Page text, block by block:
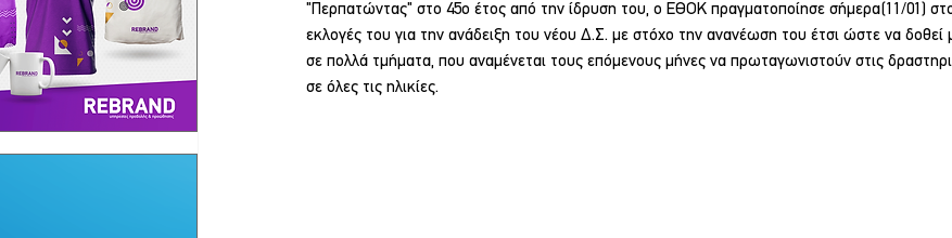
"Περπατώντας" στο 45ο έτος από την ίδρυση του, ο ΕΘΟΚ πραγματοποίησε σήμερα(11/01)
εκλογές του για την ανάδειξη του νέου Δ.Σ. με στόχο την ανανέωση του έτσι ώστε να δοθεί
σε πολλά τμήματα, που αναμένεται τους επόμενους μήνες να πρωταγωνιστούν στις
σε όλες τις ηλικίες.